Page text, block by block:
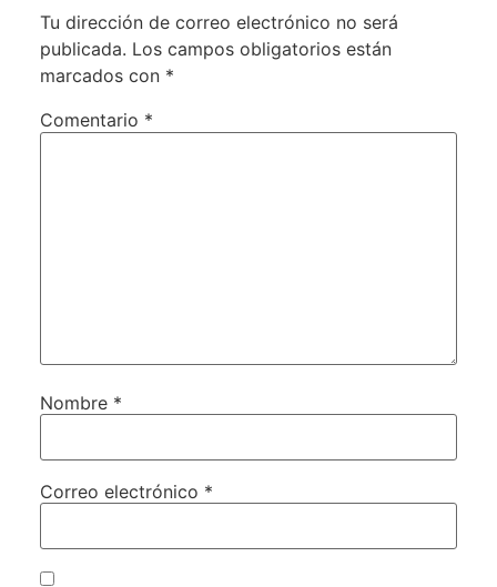
Tu dirección de correo electrónico no será
publicada. Los campos obligatorios están
marcados con *
Comentario *
Nombre *
Correo electrónico *